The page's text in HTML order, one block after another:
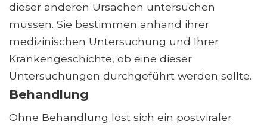
dieser anderen Ursachen untersuchen
müssen. Sie bestimmen anhand ihrer
medizinischen Untersuchung und Ihrer
Krankengeschichte, ob eine dieser
Untersuchungen durchgeführt werden sollte.
Behandlung
Ohne Behandlung löst sich ein postviraler